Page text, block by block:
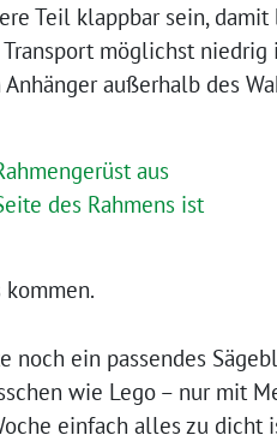
Teil klappbar sein,
möglichst niedrig
außerhalb des
noch ein passendes
wie Lego – nur mit
einfach alles zu dicht